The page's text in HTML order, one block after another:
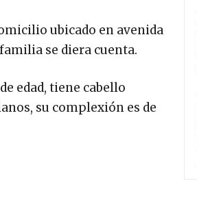
ubicado en avenida
se diera cuenta.
edad, tiene cabello
su complexión es de